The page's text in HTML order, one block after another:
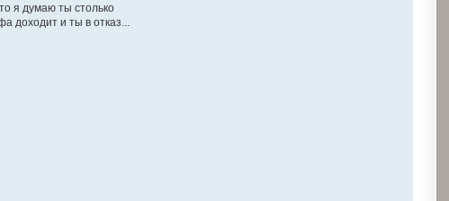
я думаю ты столько
доходит и ты в отказ...